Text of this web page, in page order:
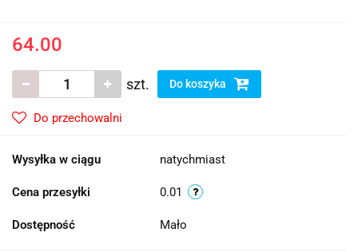
64.00
szt. Do koszyka
Do przechowalni
Wysyłka w ciągu natychmiast
Cena przesyłki 0.01
Dostępność Mało